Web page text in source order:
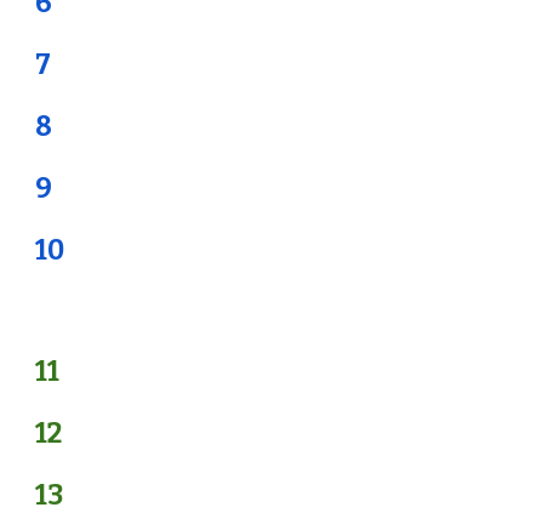
7
8
9
10
11
12
13